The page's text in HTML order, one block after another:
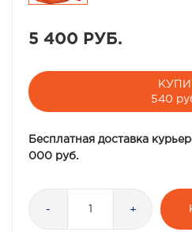
5 400 РУБ.
540
Бесплатная доставка
000 руб.
- +